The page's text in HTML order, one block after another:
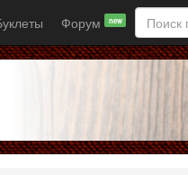
Форум new